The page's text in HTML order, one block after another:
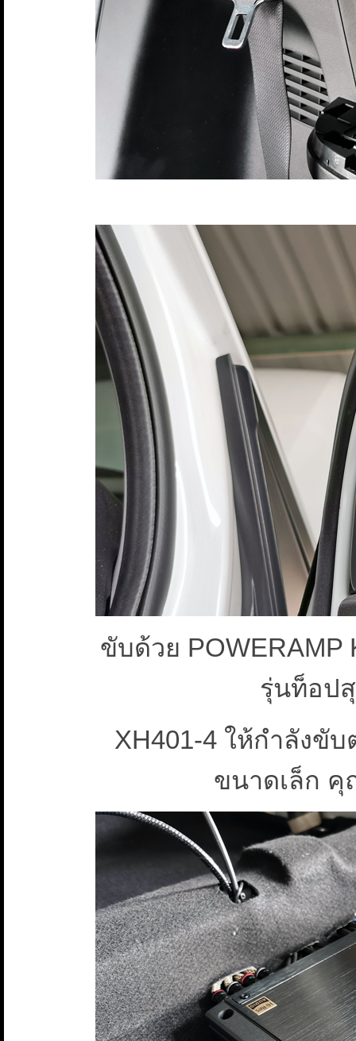
ขับด้วย POWERAMP
รุ่นท็อป
XH401-4 ให้กำลังขั
ขนาดเล็ก คุ